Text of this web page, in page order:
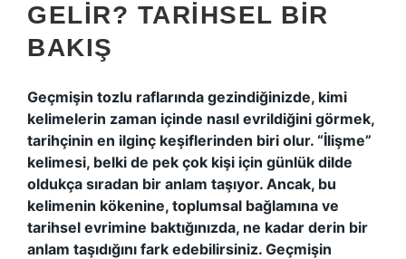
GELIR? TARIHSEL BIR
BAKIŞ
Geçmişin tozlu raflarında gezindiğinizde, kimi
kelimelerin zaman içinde nasıl evrildiğini görmek,
tarihçinin en ilginç keşiflerinden biri olur. “İlişme”
kelimesi, belki de pek çok kişi için günlük dilde
oldukça sıradan bir anlam taşıyor. Ancak, bu
kelimenin kökenine, toplumsal bağlamına ve
tarihsel evrimine baktığınızda, ne kadar derin bir
anlam taşıdığını fark edebilirsiniz. Geçmişin